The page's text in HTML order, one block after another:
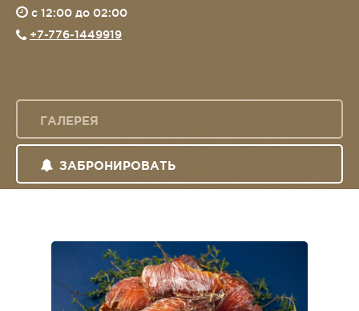
c 12:00 до 02:00
+7-776-1449919
ГАЛЕРЕЯ
ЗАБРОНИРОВАТЬ